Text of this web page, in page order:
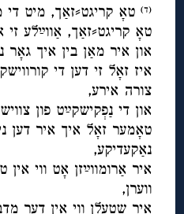
(ד) טאָ קריגט⸗זאַך, מיט
טאָ קריגט⸗זאַך, אַווײַלע זי
און איר מאַן בין איך גאָר
איז זאָל זי דען די
צורה אירע,
און די נַפְקישקײַט פון
טאָמער זאָל איך איר דען
נאַקעדיקע,
איר אַרומווײַזן אָט ווי אין
ווערן,
איר שטעלן ווי אין דער